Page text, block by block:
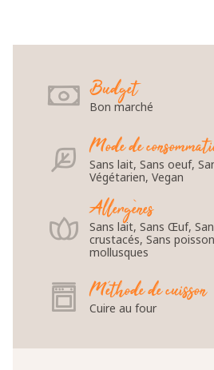
Budget
Bon marché
Mode de
Sans lait, Sans oeuf,
Végétarien, Vegan
Allergènes
Sans lait, Sans Œuf,
crustacés, Sans
mollusques
Méthode de cuisson
Cuire au four